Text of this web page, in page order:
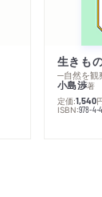
生きも
─自然を観
小島渉著
定価:1,540
ISBN:978-4-